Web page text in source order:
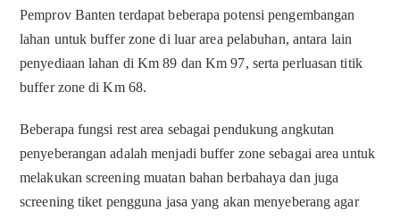
Pemprov Banten terdapat beberapa potensi pengembangan
lahan untuk buffer zone di luar area pelabuhan, antara lain
penyediaan lahan di Km 89 dan Km 97, serta perluasan titik
buffer zone di Km 68.
Beberapa fungsi rest area sebagai pendukung angkutan
penyeberangan adalah menjadi buffer zone sebagai area untuk
melakukan screening muatan bahan berbahaya dan juga
screening tiket pengguna jasa yang akan menyeberang agar